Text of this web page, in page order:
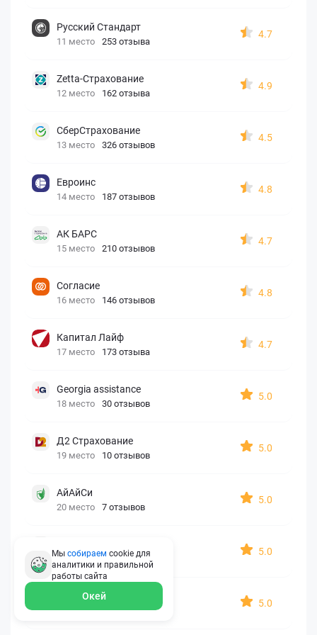
Русский Стандарт
11 место 253 отзыва
4.7
Zetta-Страхование
12 место 162 отзыва
4.9
СберСтрахование
13 место 326 отзывов
4.5
Евроинс
14 место 187 отзывов
4.8
АК БАРС
15 место 210 отзывов
4.7
Согласие
16 место 146 отзывов
4.8
Капитал Лайф
17 место 173 отзыва
4.7
Georgia assistance
18 место 30 отзывов
5.0
Д2 Страхование
19 место 10 отзывов
5.0
АйАйСи
20 место 7 отзывов
5.0
21 место 6 отзывов
5.0
ERGO AXA
22 место 2 отзыва
5.0
Мы собираем cookie для
аналитики и правильной
работы сайта
Окей